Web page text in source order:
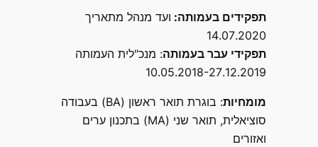
תפקידים בעמותה: ועד מנהל מתאריך
14.07.2020
תפקידי עבר בעמותה: מנכ"לית העמותה
10.05.2018-27.12.2019
מומחיות
: בוגרת תואר ראשון (BA) בעבודה
סוציאלית, תואר שני (MA) בתכנון ערים
ואזורים